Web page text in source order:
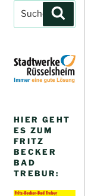
Suchen
nach:
HIER GEHT
ES ZUM
FRITZ
BECKER
BAD
TREBUR: